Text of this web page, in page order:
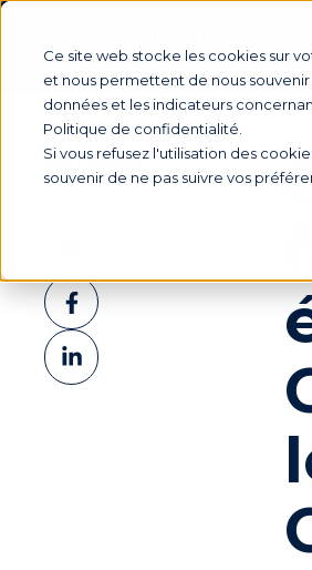
Ce site web stocke les cookies sur
et nous permettent de nous
données et les indicateurs
Politique de confidentialité.
Si vous refusez l'utilisation des
souvenir de ne pas suivre vos
Partager
XPartager
sur
Facebook
Partager
sur